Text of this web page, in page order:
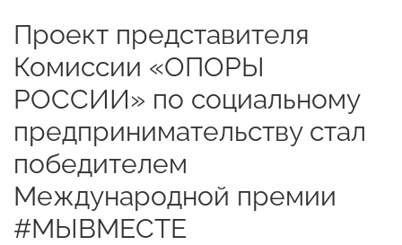
Проект представителя
Комиссии «ОПОРЫ
РОССИИ» по социальному
предпринимательству стал
победителем
Международной премии
#МЫВМЕСТЕ